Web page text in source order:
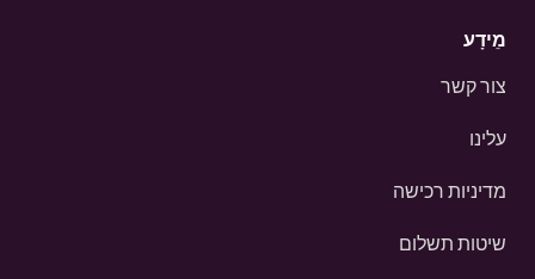
מֵידָע
צור קשר
עלינו
מדיניות רכישה
שיטות תשלום